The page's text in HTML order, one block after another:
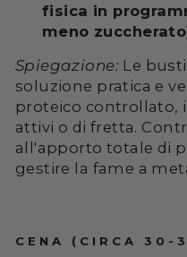
fisica in
meno
Spiegazione:Le
soluzione pratica e
proteico controllato,
attivi o di fretta.
all'apporto totale di
gestire la fame a
CENA (CIRCA 30-